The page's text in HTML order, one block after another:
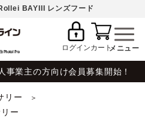
BAYIII レンズフード
ログインカート
事業主の方向け会員募集開始！
リー
ー